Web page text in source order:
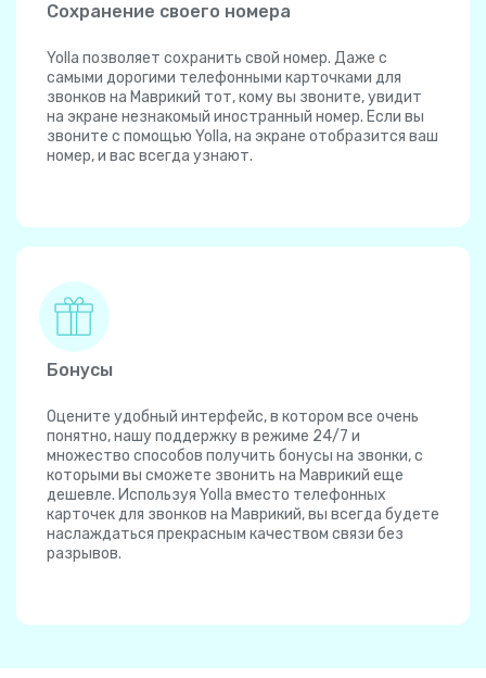
Сохранение своего номера
Yolla позволяет сохранить свой номер. Даже с
самыми дорогими телефонными карточками для
звонков на Маврикий тот, кому вы звоните, увидит
на экране незнакомый иностранный номер. Если вы
звоните с помощью Yolla, на экране отобразится ваш
номер, и вас всегда узнают.
Бонусы
Оцените удобный интерфейс, в котором все очень
понятно, нашу поддержку в режиме 24/7 и
множество способов получить бонусы на звонки, с
которыми вы сможете звонить на Маврикий еще
дешевле. Используя Yolla вместо телефонных
карточек для звонков на Маврикий, вы всегда будете
наслаждаться прекрасным качеством связи без
разрывов.